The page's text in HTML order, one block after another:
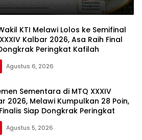
Baik Berlanjut
KTI Melawi Lolos ke Semifinal
Kalbar 2026, Asa Raih Final
Peringkat Kafilah
Agustus 6, 2026
Sementara di MTQ XXXIV
2026, Melawi Kumpulkan 28 Poin,
Siap Dongkrak Peringkat
Agustus 5, 2026